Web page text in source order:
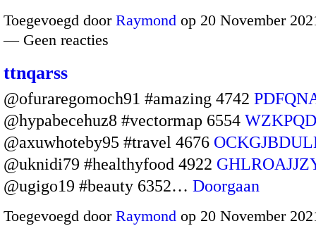
Toegevoegd door Raymond op 20 November
— Geen reacties
ttnqarss
@ofuraregomoch91 #amazing 4742
@hypabecehuz8 #vectormap 6554
@axuwhoteby95 #travel 4676
@uknidi79 #healthyfood 4922
@ugigo19 #beauty 6352… Doorgaan
Toegevoegd door Raymond op 20 November